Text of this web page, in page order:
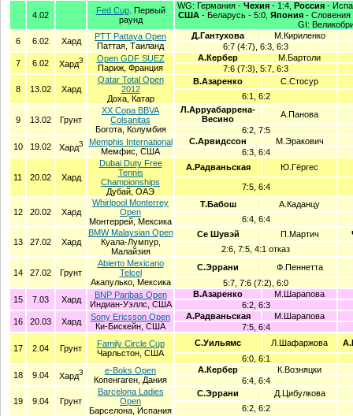
4.02 Fed Cup. Первый
раунд
WG: Германия - Чехия - 1:4, Россия -
США- Беларусь - 5:0, Япония- Словения
GI:
6
6.02 Хард
PTT Pattaya Open
Паттая, Таиланд
Д.Гантухова
М.Кириленко
6:7 (4:7), 6:3, 6:3
7
6.02 ХардЗ
Open GDF SUEZ
Париж, Франция
А.Кербер
М.Бартоли
7:6 (7:3), 5:7, 6:3
8 13.02 Хард
Qatar Total Open
2012
Доха, Катар
В.Азаренко
С.Стосур
6:1, 6:2
9 13.02 Грунт
XX Copa BBVA
Colsanitas
Богота, Колумбия
Л.Арруабаррена-
Весино
А.Панова
6:2, 7:5
10
19.02 ХардЗ
Memphis International
Мемфис, США
С.Арвидссон
М.Эракович
6:3, 6:4
11 20.02 Хард
Dubai Duty Free
Tennis
Championships
Дубай, ОАЭ
А.Радваньская Ю.Гёргес
7:5, 6:4
12 20.02 Хард
Whirlpool Monterrey
Open
Монтеррей, Мексика
Т.Бабош
А.Каданцу
6:4, 6:4
13 27.02 Хард
BMW Malaysian Open
Куала-Лумпур,
Малайзия
Се Шувэй П.Мартич
2:6, 7:5, 4:1 отказ
14 27.02 Грунт
Abierto Mexicano
Telcel
Акапулько, Мексика
С.Эррани
Ф.Пеннетта
5:7, 7:6 (7:2), 6:0
15
7.03 Хард
BNP Paribas Open
Индиан-Уэллс, США
В.Азаренко
М.Шарапова
6:2, 6:3
16
20.03 Хард
Sony Ericsson Open
Ки-Бискейн, США
А.Радваньская
М.Шарапова
7:5, 6:4
17 2.04 Грунт
Family Circle Cup
Чарльстон, США
С.Уильямс Л.Шафаржова
6:0, 6:1
18
9.04 ХардЗ
e-Boks Open
Копенгаген, Дания
А.Кербер
К.Возняцки
6:4, 6:4
19 9.04 Грунт
Barcelona Ladies
Open
Барселона, Испания
С.Эррани
Д.Цибулкова
6:2, 6:2